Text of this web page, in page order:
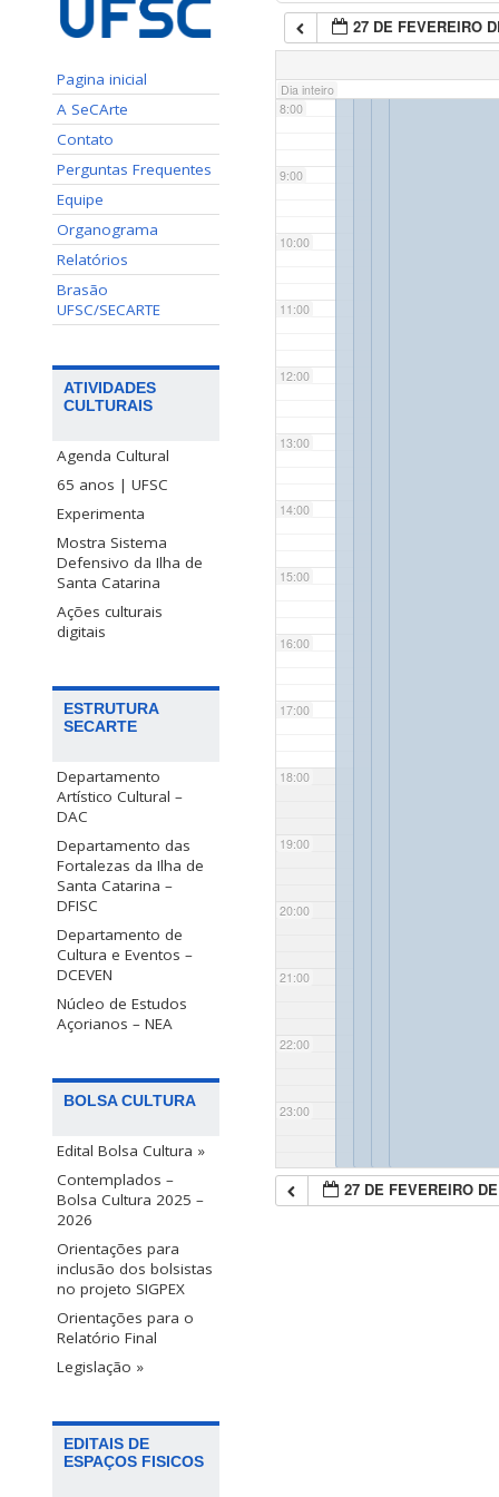
Pagina inicial
A SeCArte
Contato
Perguntas Frequentes
Equipe
Organograma
Relatórios
Brasão
UFSC/SECARTE
ATIVIDADES
CULTURAIS
Agenda Cultural
65 anos | UFSC
Experimenta
Mostra Sistema
Defensivo da Ilha de
Santa Catarina
Ações culturais
digitais
ESTRUTURA
SECARTE
Departamento
Artístico Cultural –
DAC
Departamento das
Fortalezas da Ilha de
Santa Catarina –
DFISC
Departamento de
Cultura e Eventos –
DCEVEN
Núcleo de Estudos
Açorianos – NEA
BOLSA CULTURA
Edital Bolsa Cultura »
Contemplados –
Bolsa Cultura 2025 –
2026
Orientações para
inclusão dos bolsistas
no projeto SIGPEX
Orientações para o
Relatório Final
Legislação »
EDITAIS DE
ESPAÇOS FISICOS
27 DE FEVEREIRO
Dia inteiro
7:00
8:00
9:00
10:00
11:00
12:00
13:00
14:00
15:00
16:00
17:00
18:00
19:00
20:00
21:00
22:00
23:00
27 DE FEVEREIRO